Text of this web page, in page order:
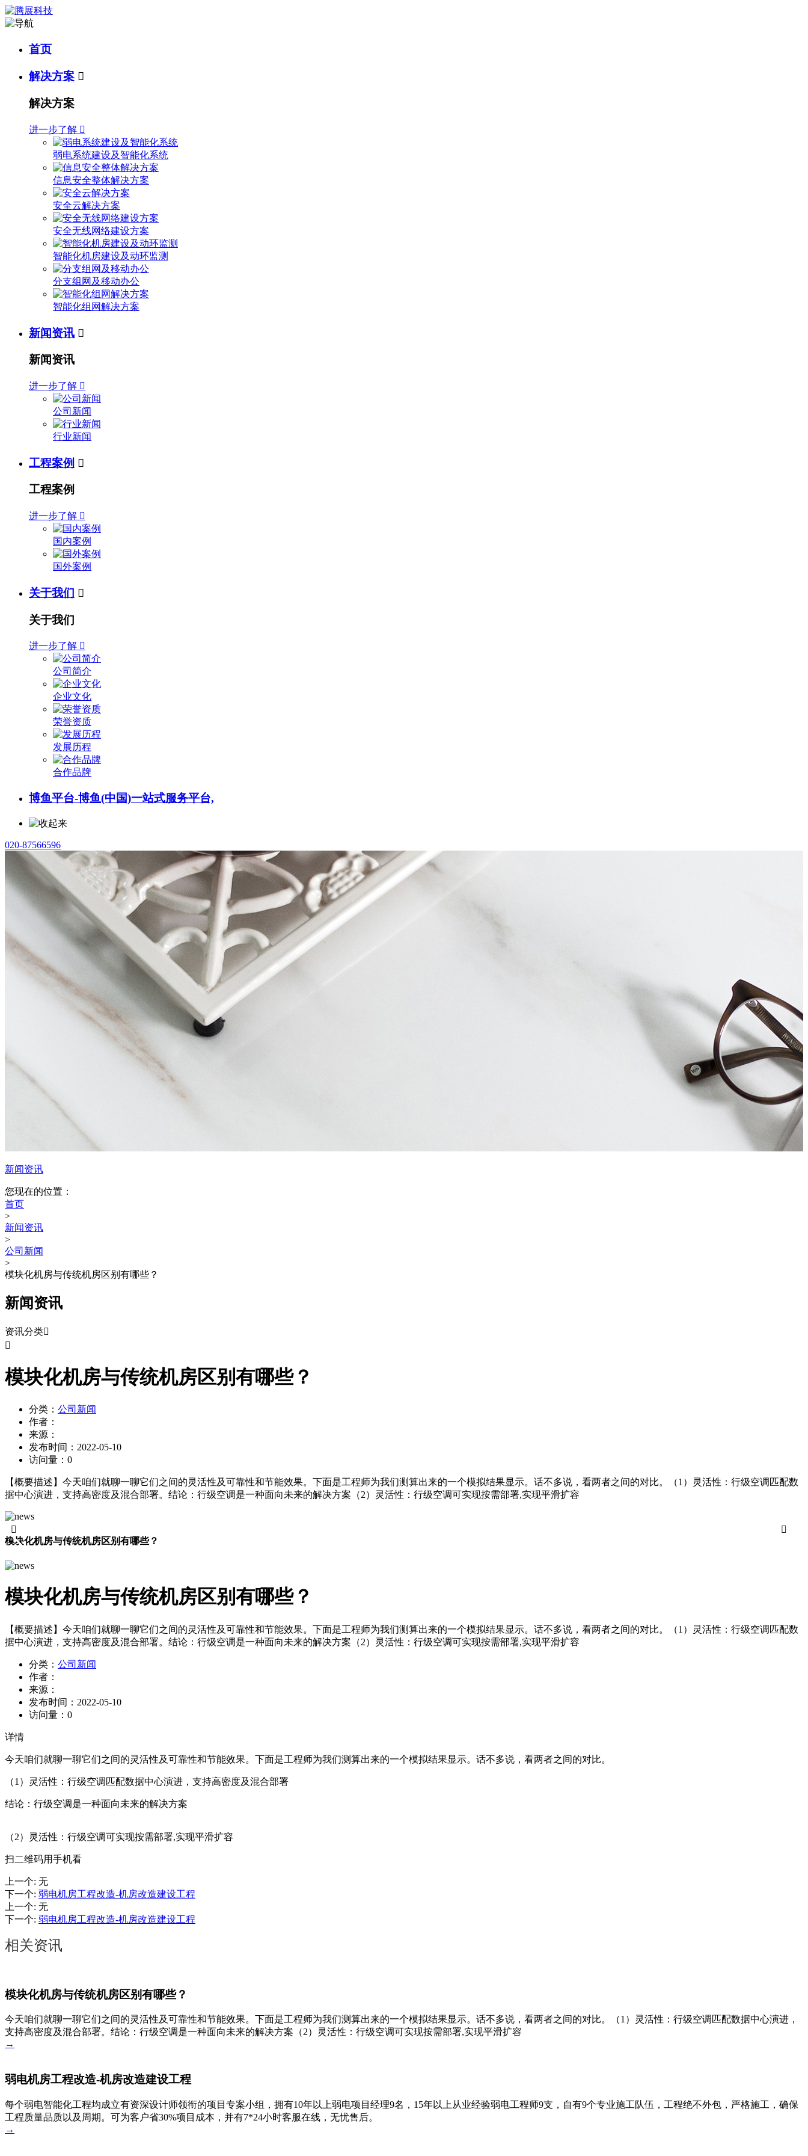
首页
解决方案 
解决方案
进一步了解 
弱电系统建设及智能化系统
信息安全整体解决方案
安全云解决方案
安全无线网络建设方案
智能化机房建设及动环监测
分支组网及移动办公
智能化组网解决方案
新闻资讯 
新闻资讯
进一步了解 
公司新闻
行业新闻
工程案例 
工程案例
进一步了解 
国内案例
国外案例
关于我们 
关于我们
进一步了解 
公司简介
企业文化
荣誉资质
发展历程
合作品牌
博鱼平台-博鱼(中国)一站式服务平台,
020-87566596
新闻资讯
您现在的位置：
首页
>
新闻资讯
>
公司新闻
>
模块化机房与传统机房区别有哪些？
新闻资讯
资讯分类

模块化机房与传统机房区别有哪些？
分类： 公司新闻
作者：
来源：
发布时间： 2022-05-10
访问量： 0
【概要描述】 今天咱们就聊一聊它们之间的灵活性及可靠性和节能效果。下面是工程师为我们测算出来的一个模拟结果显示。话不多说，看两者之间的对比。（1）灵活性：行级空调匹配数
据中心演进，支持高密度及混合部署。结论：行级空调是一种面向未来的解决方案（2）灵活性：行级空调可实现按需部署,实现平滑扩容
模块化机房与传统机房区别有哪些？


模块化机房与传统机房区别有哪些？
【概要描述】 今天咱们就聊一聊它们之间的灵活性及可靠性和节能效果。下面是工程师为我们测算出来的一个模拟结果显示。话不多说，看两者之间的对比。（1）灵活性：行级空调匹配数
据中心演进，支持高密度及混合部署。结论：行级空调是一种面向未来的解决方案（2）灵活性：行级空调可实现按需部署,实现平滑扩容
分类： 公司新闻
作者：
来源：
发布时间： 2022-05-10
访问量： 0
详情
今天咱们就聊一聊它们之间的灵活性及可靠性和节能效果。下面是工程师为我们测算出来的一个模拟结果显示。话不多说，看两者之间的对比。
（1）灵活性：行级空调匹配数据中心演进，支持高密度及混合部署
结论：行级空调是一种面向未来的解决方案
（2）灵活性：行级空调可实现按需部署,实现平滑扩容
扫二维码用手机看
上一个: 无
下一个: 弱电机房工程改造-机房改造建设工程
上一个: 无
下一个: 弱电机房工程改造-机房改造建设工程
相关资讯
模块化机房与传统机房区别有哪些？
今天咱们就聊一聊它们之间的灵活性及可靠性和节能效果。下面是工程师为我们测算出来的一个模拟结果显示。话不多说，看两者之间的对比。（1）灵活性：行级空调匹配数据中心演进，
支持高密度及混合部署。结论：行级空调是一种面向未来的解决方案（2）灵活性：行级空调可实现按需部署,实现平滑扩容
→
弱电机房工程改造-机房改造建设工程
每个弱电智能化工程均成立有资深设计师领衔的项目专案小组，拥有10年以上弱电项目经理9名，15年以上从业经验弱电工程师9支，自有9个专业施工队伍，工程绝不外包，严格施工，确保
工程质量品质以及周期。可为客户省30%项目成本，并有7*24小时客服在线，无忧售后。
→